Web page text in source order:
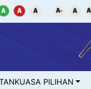
PILIHAN